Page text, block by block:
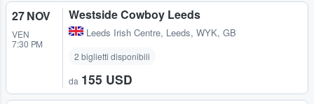
27 NOV
VEN
7:30 PM
Westside Cowboy Leeds
Leeds Irish Centre, Leeds, WYK, GB
2 biglietti disponibili
da 155 USD